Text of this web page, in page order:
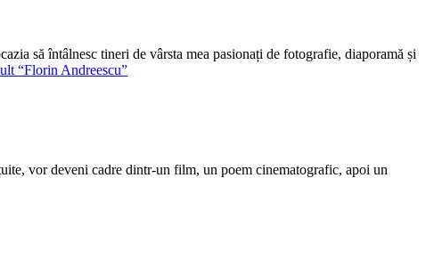
să întâlnesc tineri de vârsta mea pasionați de fotografie, diaporamă și
“Florin Andreescu”
vor deveni cadre dintr-un film, un poem cinematografic, apoi un